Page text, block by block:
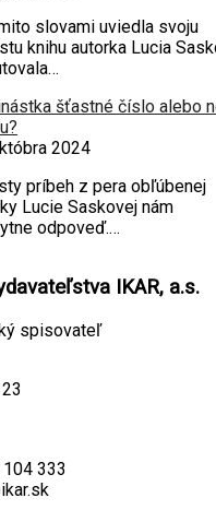
slovami uviedla svoju
knihu autorka Lucia
šťastné číslo alebo
2024
príbeh z pera obľúbenej
Lucie Saskovej nám
odpoveď.…
IKAR, a.s.
333